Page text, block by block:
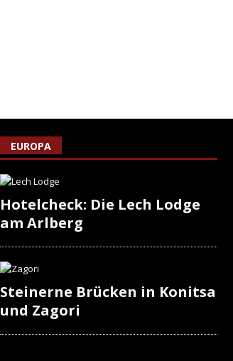
EUROPA
Hotelcheck: Die Lech Lodge
am Arlberg
Steinerne Brücken in Konitsa
und Zagori